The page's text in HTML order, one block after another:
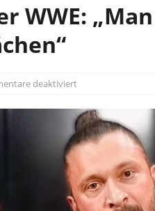
WWE:
deaktiviert